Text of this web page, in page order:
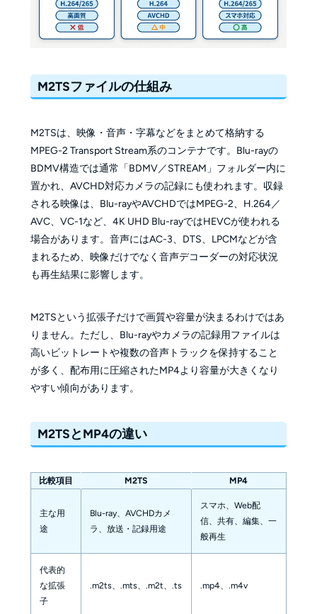
M2TSファイルの仕組み
M2TSは、映像・音声・字幕などをまとめて格納する
MPEG-2 Transport Stream系のコンテナです。Blu-rayの
BDMV構造では通常「BDMV／STREAM」フォルダー内に
置かれ、AVCHD対応カメラの記録にも使われます。収録
される映像は、Blu-rayやAVCHDではMPEG-2、H.264／
AVC、VC-1など、4K UHD Blu-rayではHEVCが使われる
場合があります。音声にはAC-3、DTS、LPCMなどが含
まれるため、映像だけでなく音声デコーダーの対応状況
も再生結果に影響します。
M2TSという拡張子だけで画質や容量が決まるわけではあ
りません。ただし、Blu-rayやカメラの記録用ファイルは
高いビットレートや複数の音声トラックを保持すること
が多く、配布用に圧縮されたMP4より容量が大きくなり
やすい傾向があります。
M2TSとMP4の違い
比較項目 M2TS MP4
主な用
途
Blu-ray、AVCHDカメ
ラ、放送・記録用途
スマホ、Web配
信、共有、編集、一
般再生
代表的
な拡張
子
.m2ts、.mts、.m2t、.ts .mp4、.m4v